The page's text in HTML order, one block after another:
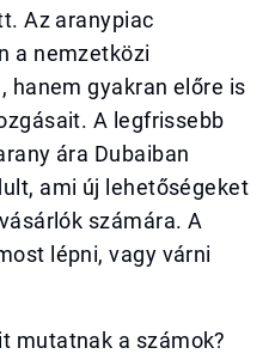
Az aranypiac
a nemzetközi
hanem gyakran előre is
A legfrissebb
ára Dubaiban
ami új lehetőségeket
számára. A
lépni, vagy várni
mutatnak a számok?